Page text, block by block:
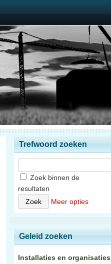
Trefwoord zoeken
Zoek binnen de
resultaten
Meer opties
Geleid zoeken
Installaties en organisaties